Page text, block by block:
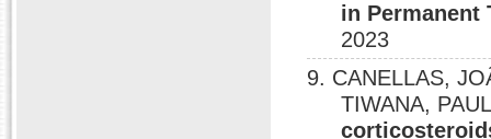
in Permanent
2023
9. CANELLAS,
TIWANA,